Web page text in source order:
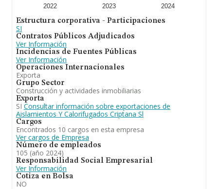
2022 2023 2024
Estructura corporativa - Participaciones
SI
Contratos Públicos Adjudicados
Ver Información
Incidencias de Fuentes Públicas
Ver Información
Operaciones Internacionales
Exporta
Grupo Sector
Construcción y actividades inmobiliarias
Exporta
SI Consultar información sobre exportaciones de
Aislamientos Y Calorifugados Criptana Sl
Cargos
Encontrados 10 cargos en esta empresa
Ver cargos de Empresa
Número de empleados
105 (año 2024)
Responsabilidad Social Empresarial
Ver Información
Cotiza en Bolsa
NO